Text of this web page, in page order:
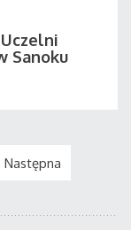
Sanoku
Następna